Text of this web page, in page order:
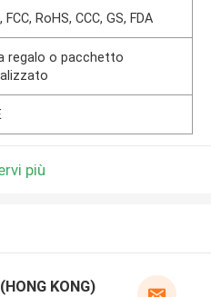
FCC, RoHS, CCC, GS, FDA
regalo o pacchetto
più
KONG)